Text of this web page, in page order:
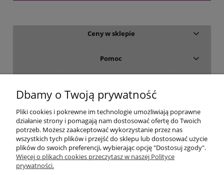
Ceny w sklepie
Pomoc
Moje konto
Gwarancja i zwroty
O firmie
Dbamy o Twoją prywatność
Pliki cookies i pokrewne im technologie umożliwiają poprawne
działanie strony i pomagają nam dostosować ofertę do Twoich
potrzeb. Możesz zaakceptować wykorzystanie przez nas
wszystkich tych plików i przejść do sklepu lub dostosować użycie
plików do swoich preferencji, wybierając opcję "Dostosuj zgody".
Więcej o plikach cookies przeczytasz w naszej Polityce
prywatności.